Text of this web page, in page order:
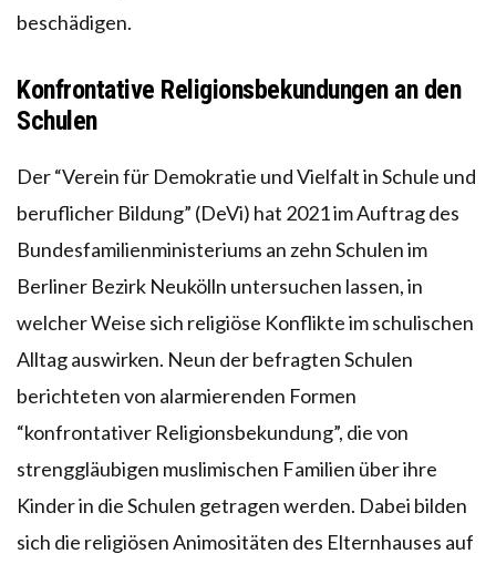
beschädigen.
Konfrontative Religionsbekundungen an den
Schulen
Der “Verein für Demokratie und Vielfalt in Schule und
beruflicher Bildung” (DeVi) hat 2021 im Auftrag des
Bundesfamilienministeriums an zehn Schulen im
Berliner Bezirk Neukölln untersuchen lassen, in
welcher Weise sich religiöse Konflikte im schulischen
Alltag auswirken. Neun der befragten Schulen
berichteten von alarmierenden Formen
“konfrontativer Religionsbekundung”, die von
strenggläubigen muslimischen Familien über ihre
Kinder in die Schulen getragen werden. Dabei bilden
sich die religiösen Animositäten des Elternhauses auf